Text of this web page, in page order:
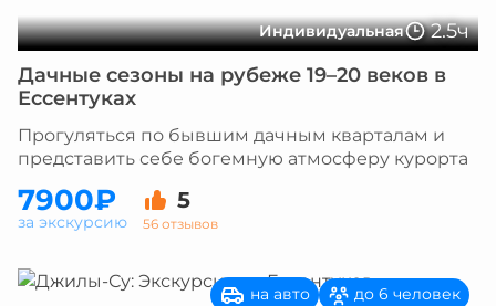
Индивидуальная 2.5ч
Дачные сезоны на рубеже 19–20 веков в
Ессентуках
Прогуляться по бывшим дачным кварталам и
представить себе богемную атмосферу курорта
7900₽ 5
56 отзывов
за экскурсию
на авто до 6 человек